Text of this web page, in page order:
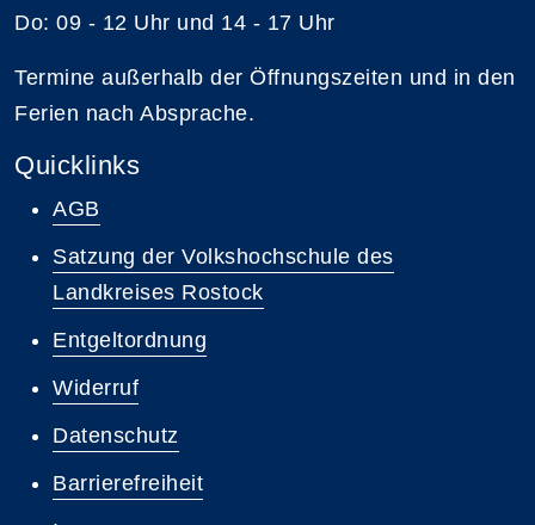
Do: 09 - 12 Uhr und 14 - 17 Uhr
Termine außerhalb der Öffnungszeiten und in den
Ferien nach Absprache.
Quicklinks
AGB
Satzung der Volkshochschule des
Landkreises Rostock
Entgeltordnung
Widerruf
Datenschutz
Barrierefreiheit